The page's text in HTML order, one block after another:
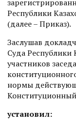
Республики
(далее – Приказ).
Заслушав
Суда Республики
участников
нормы
установил: